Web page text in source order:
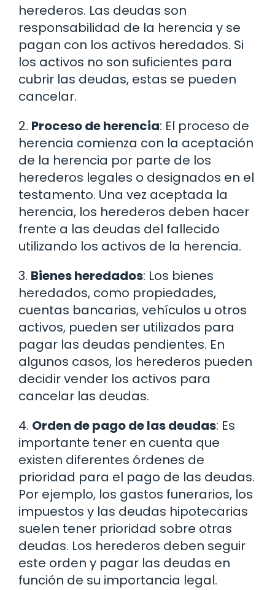
herederos. Las deudas son
responsabilidad de la herencia y se
pagan con los activos heredados. Si
los activos no son suficientes para
cubrir las deudas, estas se pueden
cancelar.
2. Proceso de herencia: El proceso de
herencia comienza con la aceptación
de la herencia por parte de los
herederos legales o designados en el
testamento. Una vez aceptada la
herencia, los herederos deben hacer
frente a las deudas del fallecido
utilizando los activos de la herencia.
3. Bienes heredados: Los bienes
heredados, como propiedades,
cuentas bancarias, vehículos u otros
activos, pueden ser utilizados para
pagar las deudas pendientes. En
algunos casos, los herederos pueden
decidir vender los activos para
cancelar las deudas.
4. Orden de pago de las deudas: Es
importante tener en cuenta que
existen diferentes órdenes de
prioridad para el pago de las deudas.
Por ejemplo, los gastos funerarios, los
impuestos y las deudas hipotecarias
suelen tener prioridad sobre otras
deudas. Los herederos deben seguir
este orden y pagar las deudas en
función de su importancia legal.